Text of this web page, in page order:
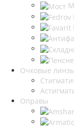
Очковые
Оправы